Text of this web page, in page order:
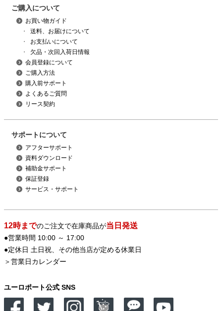
ご購入について
お買い物ガイド
・
送料、お届けについて
・
お支払いについて
・
欠品・次回入荷日情報
会員登録について
ご購入方法
購入前サポート
よくあるご質問
リース契約
サポートについて
アフターサポート
資料ダウンロード
補助金サポート
保証登録
サービス・サポート
12時までのご注文で在庫商品が当日発送
●営業時間 10:00 ～ 17:00
●定休日 土日祝、その他当店が定める休業日
＞営業日カレンダー
ユーロポート公式 SNS